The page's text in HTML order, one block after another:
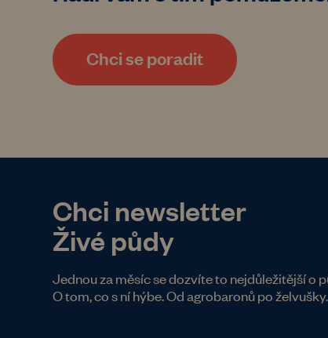
Chci se poradit
Chci newsletter
Živé půdy
Jednou za měsíc se dozvíte to nejdůležitější o
O tom, co s ní hýbe. Od agrobaronů po želvušky.